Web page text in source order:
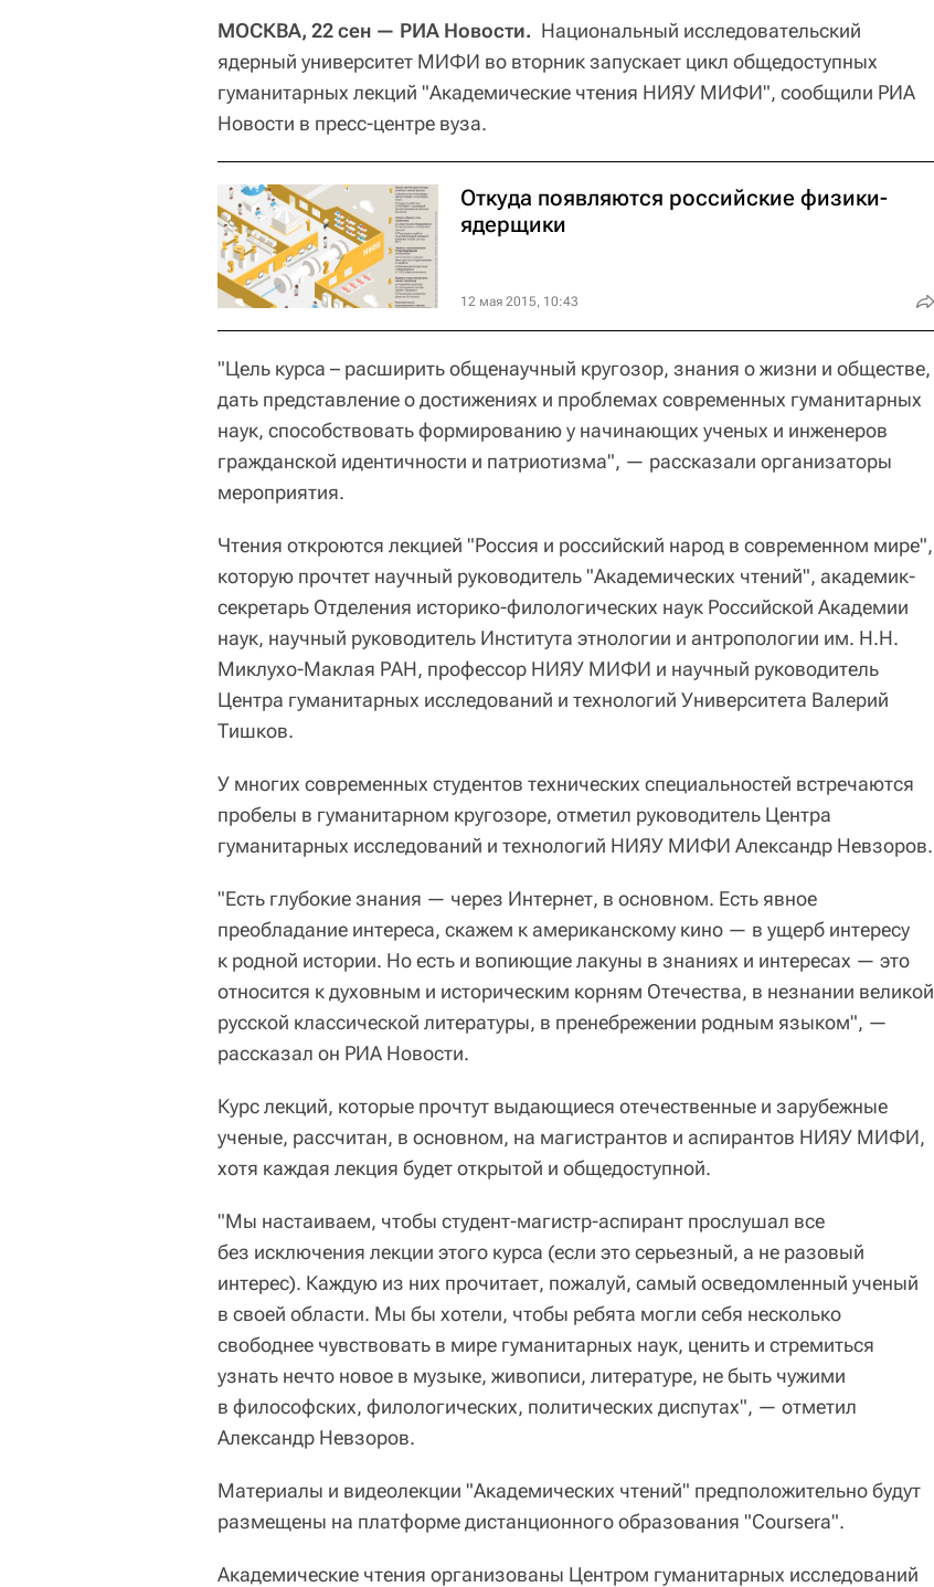
МОСКВА, 22 сен — РИА Новости. Национальный исследовательский
ядерный университет МИФИ во вторник запускает цикл общедоступных
гуманитарных лекций "Академические чтения НИЯУ МИФИ", сообщили РИА
Новости в пресс-центре вуза.
Откуда появляются российские физики-
ядерщики
12 мая 2015, 10:43
"Цель курса – расширить общенаучный кругозор, знания о жизни и обществе,
дать представление о достижениях и проблемах современных гуманитарных
наук, способствовать формированию у начинающих ученых и инженеров
гражданской идентичности и патриотизма", — рассказали организаторы
мероприятия.
Чтения откроются лекцией "Россия и российский народ в современном мире",
которую прочтет научный руководитель "Академических чтений", академик-
секретарь Отделения историко-филологических наук Российской Академии
наук, научный руководитель Института этнологии и антропологии им. Н.Н.
Миклухо-Маклая РАН, профессор НИЯУ МИФИ и научный руководитель
Центра гуманитарных исследований и технологий Университета Валерий
Тишков.
У многих современных студентов технических специальностей встречаются
пробелы в гуманитарном кругозоре, отметил руководитель Центра
гуманитарных исследований и технологий НИЯУ МИФИ Александр Невзоров.
"Есть глубокие знания — через Интернет, в основном. Есть явное
преобладание интереса, скажем к американскому кино — в ущерб интересу
к родной истории. Но есть и вопиющие лакуны в знаниях и интересах — это
относится к духовным и историческим корням Отечества, в незнании великой
русской классической литературы, в пренебрежении родным языком", —
рассказал он РИА Новости.
Курс лекций, которые прочтут выдающиеся отечественные и зарубежные
ученые, рассчитан, в основном, на магистрантов и аспирантов НИЯУ МИФИ,
хотя каждая лекция будет открытой и общедоступной.
"Мы настаиваем, чтобы студент-магистр-аспирант прослушал все
без исключения лекции этого курса (если это серьезный, а не разовый
интерес). Каждую из них прочитает, пожалуй, самый осведомленный ученый
в своей области. Мы бы хотели, чтобы ребята могли себя несколько
свободнее чувствовать в мире гуманитарных наук, ценить и стремиться
узнать нечто новое в музыке, живописи, литературе, не быть чужими
в философских, филологических, политических диспутах", — отметил
Александр Невзоров.
Материалы и видеолекции "Академических чтений" предположительно будут
размещены на платформе дистанционного образования "Coursera".
Академические чтения организованы Центром гуманитарных исследований